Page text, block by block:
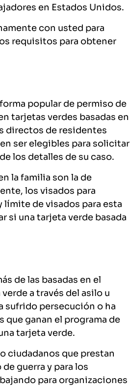
en Estados Unidos.
con usted para
requisitos para obtener
popular de permiso de
tarjetas verdes basadas en
directos de residentes
ser elegibles para solicitar
los detalles de su caso.
la familia son la de
los visados para
de visados para esta
si una tarjeta verde basada
de las basadas en el
a través del asilo u
sufrido persecución o ha
que ganan el programa de
tarjeta verde.
ciudadanos que prestan
guerra y para los
para organizaciones